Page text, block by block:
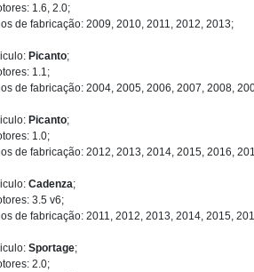
1.6, 2.0;
de fabricação: 2009, 2010, 2011, 2012, 2013;
Picanto;
1.1;
de fabricação: 2004, 2005, 2006, 2007, 2008,
Picanto;
1.0;
de fabricação: 2012, 2013, 2014, 2015, 2016,
Cadenza;
3.5 v6;
de fabricação: 2011, 2012, 2013, 2014, 2015,
Sportage;
2.0;